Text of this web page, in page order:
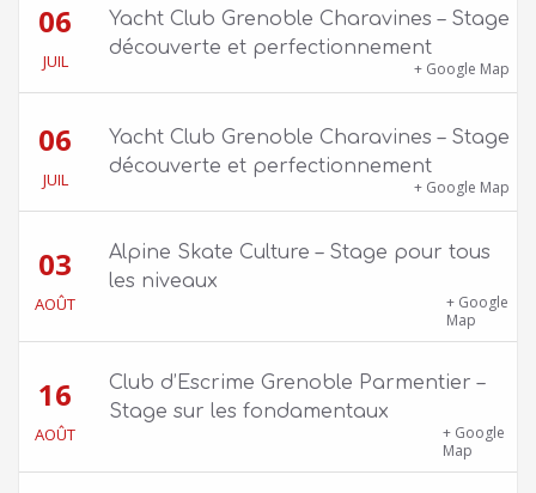
06
JUIL
Yacht Club Grenoble Charavines – Stage
découverte et perfectionnement
+ Google Map
06
JUIL
Yacht Club Grenoble Charavines – Stage
découverte et perfectionnement
+ Google Map
03
AOÛT
Alpine Skate Culture – Stage pour tous
les niveaux
+ Google
Map
16
AOÛT
Club d’Escrime Grenoble Parmentier –
Stage sur les fondamentaux
+ Google
Map